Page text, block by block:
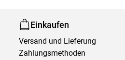
Einkaufen
Versand und Lieferung
Zahlungsmethoden